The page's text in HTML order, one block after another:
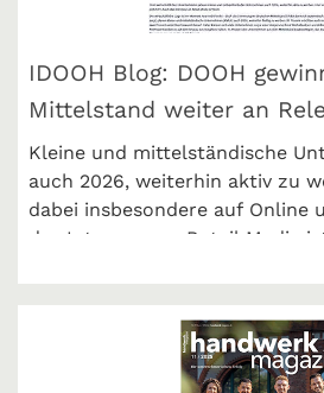
IDOOH Blog: DOOH
Mittelstand weiter an
Kleine und mittelständische
auch 2026, weiterhin aktiv zu
dabei insbesondere auf Online
das Interesse an Retail Media